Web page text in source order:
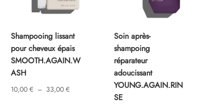
Shampooing lissant
pour cheveux épais
SMOOTH.AGAIN.W
ASH
10,00€ – 33,00€Plage
Soin après-
shampoing
réparateur
adoucissant
YOUNG.AGAIN.RIN
SE